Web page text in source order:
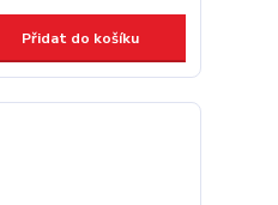
Přidat do košíku